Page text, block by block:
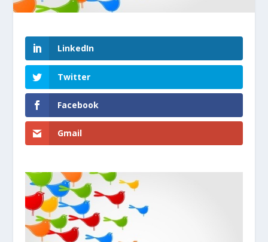
LinkedIn
Twitter
Facebook
Gmail